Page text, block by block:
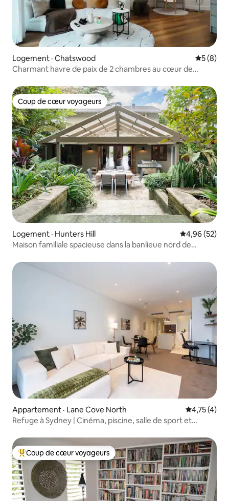
Logement · Chatswood Note
5 (8)
Charmant havre de paix de 2 chambres au cœur de
Coup de cœur voyageurs
Coup de cœur voyageurs
Logement · Hunters Hill Note
4,96 (52)
Maison familiale spacieuse dans la banlieue nord de
Appartement · Lane Cove North Note
4,75 (4)
Refuge à Sydney | Cinéma, piscine, salle de sport et
Coup de cœur voyageurs parmi les plus aimés
Coup de cœur voyageurs